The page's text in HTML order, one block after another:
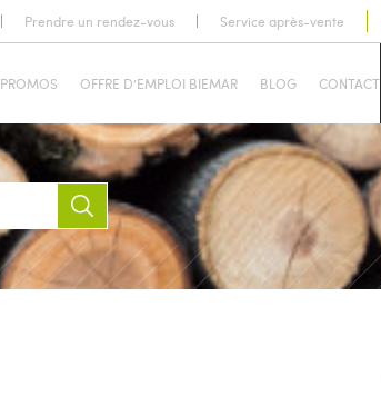
Prendre un rendez-vous Service après-vente
PROMOS OFFRE D’EMPLOI BIEMAR BLOG CONTACT